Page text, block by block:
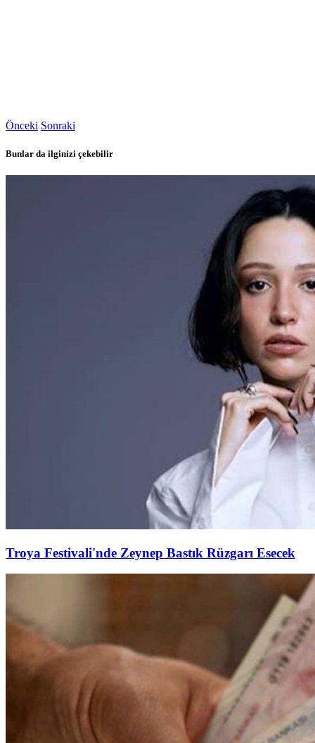
Önceki Sonraki
Bunlar da ilginizi çekebilir
Troya Festivali'nde Zeynep Bastık Rüzgarı Esecek